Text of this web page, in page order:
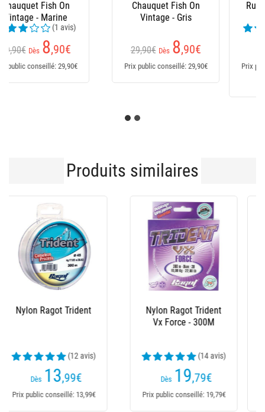
Rubber Hip Waders
Dès 91
Prix public conseillé: 91,69€
169,95€
151,95
Prix public conseillé: 170€
Produits similaires
Nylon Ragot Trident
(7 avis)
Dès 12,89
Prix public conseillé: 12,89€
Nylon Ragot Surf Fluo
- 300M
Dès 11,19
Prix public conseillé: 11,19€